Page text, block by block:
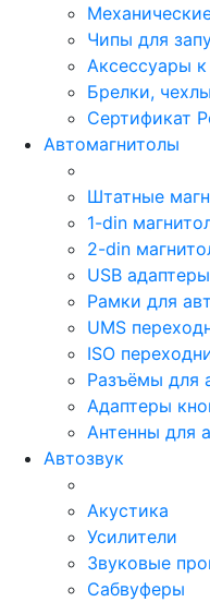
Чипы для
Аксессуары
Брелки,
Сертификат
Автомагнитолы
Штатные
1-din
2-din
USB
Рамки для
UMS
ISO
Разъёмы для
Адаптеры
Антенны для
Автозвук
Акустика
Усилители
Звуковые
Сабвуферы